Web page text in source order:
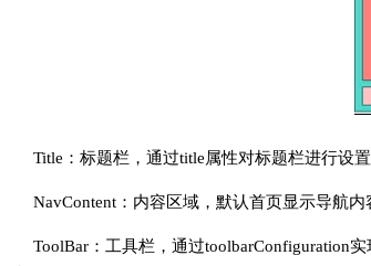
Title：标题栏，通过title属性对标题栏进行设
NavContent：内容区域，默认首页显示导航
ToolBar：工具栏，通过toolbarConfiguration